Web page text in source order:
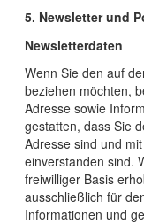
5. Newsletter und
Newsletterdaten
Wenn Sie den auf
beziehen möchten,
Adresse sowie
gestatten, dass Sie
Adresse sind und
einverstanden sind.
freiwilliger Basis
ausschließlich für
Informationen und